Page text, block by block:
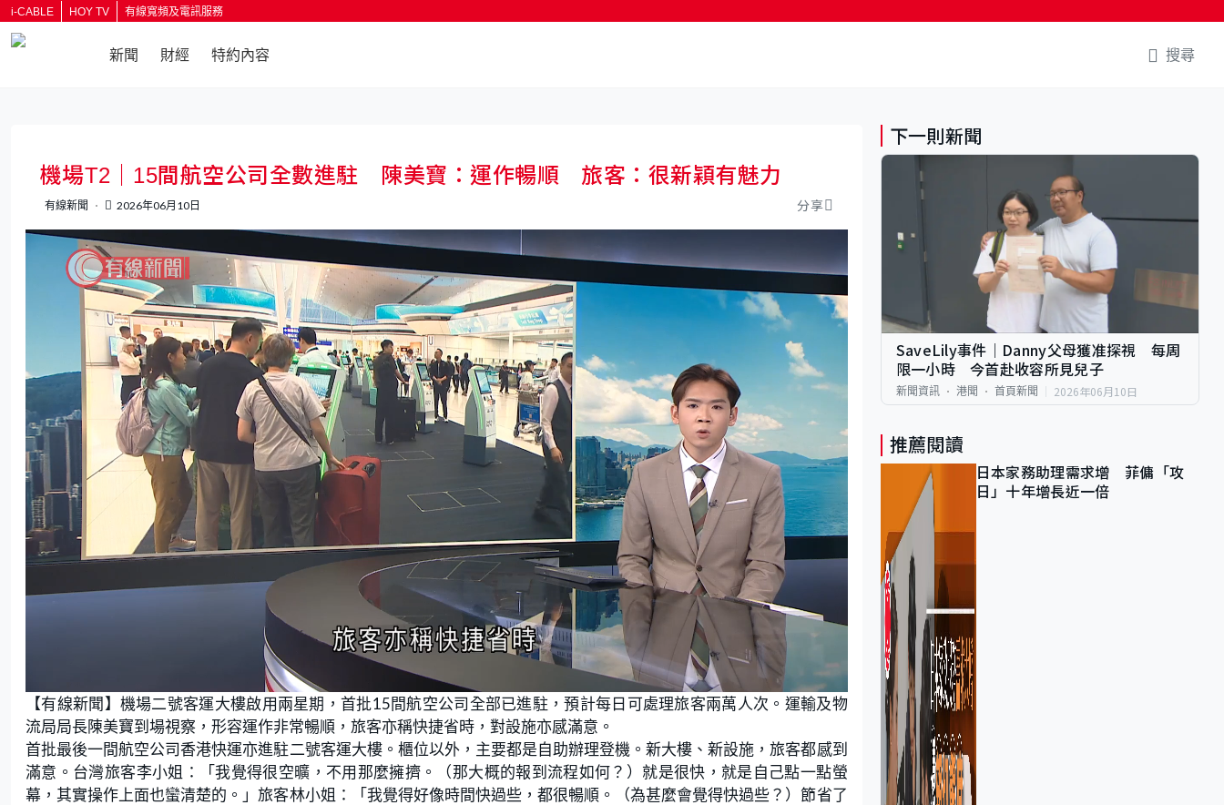
i-CABLE HOY TV 有線寬頻及電訊服務
新聞 財經 特約內容 搜尋
機場T2｜15間航空公司全數進駐 陳美寶：運作暢順 旅客：很新穎有魅力
有線新聞 2026年06月10日 分享
n
m
u
t
e
a
d
e
d
:
1
9
4
2
%
【有線新聞】機場二號客運大樓啟用兩星期，首批15間航空公司全部已進駐，預計每日可處理旅客兩萬人次。運輸及物
流局局長陳美寶到場視察，形容運作非常暢順，旅客亦稱快捷省時，對設施亦感滿意。
首批最後一間航空公司香港快運亦進駐二號客運大樓。櫃位以外，主要都是自助辦理登機。新大樓、新設施，旅客都感到
滿意。台灣旅客李小姐：「我覺得很空曠，不用那麼擁擠。（那大概的報到流程如何？）就是很快，就是自己點一點螢
幕，其實操作上面也蠻清楚的。」旅客林小姐：「我覺得好像時間快過些，都很暢順。（為甚麼會覺得快過些？）節省了
下一則新聞
SaveLily事件｜Danny父母獲准探視 每周
限一小時 今首赴收容所見兒子
新聞資訊 港聞 首頁新聞 2026年06月10日
推薦閱讀
日本家務助理需求增 菲傭「攻
日」十年增長近一倍